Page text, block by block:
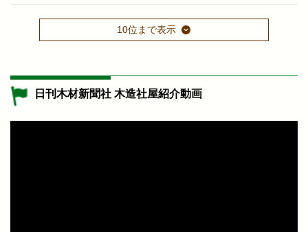
10位まで表示
日刊木材新聞社 木造社屋紹介動画